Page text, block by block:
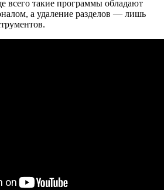
всего такие программы обладают
а удаление разделов — лишь